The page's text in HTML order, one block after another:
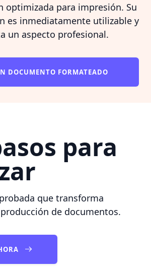
optimizada para impresión. Su
es inmediatamente utilizable y
un aspecto profesional.
DOCUMENTO FORMATEADO
para
que transforma
de documentos.